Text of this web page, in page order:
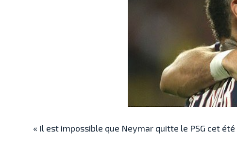
« Il est impossible que Neymar quitte le PSG cet